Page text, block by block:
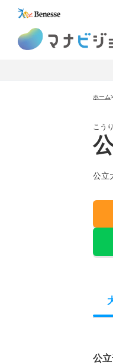
ホーム
こう
公立
公